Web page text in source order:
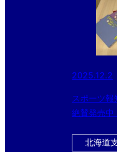
2025.12.2
スポーツ報
絶賛発売中
北海道